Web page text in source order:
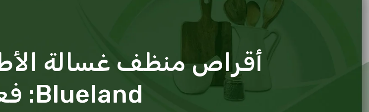
أقراص منظف غسالة
Blueland: فعالة ومريحة ومستدامة